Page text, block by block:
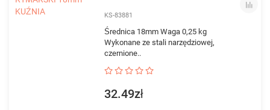
KS-83881
Średnica 18mm Waga 0,25 kg
Wykonane ze stali narzędziowej,
czernione..
32.49zł